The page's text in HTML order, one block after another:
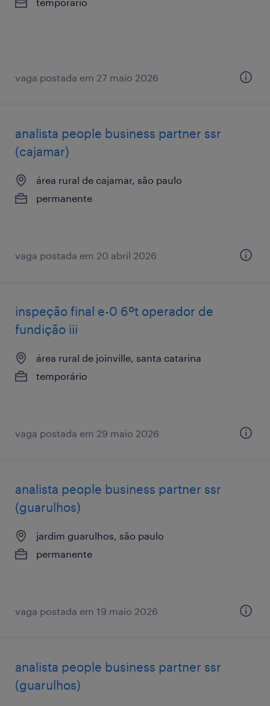
vaga postada em 27 maio 2026
analista ​people ​business ​partner ssr
(cajamar)
área rural de cajamar, são paulo
permanente
vaga postada em 20 abril 2026
inspeção final e-0 6ºt operador de
fundição iii
área rural de joinville, santa catarina
temporário
vaga postada em 29 maio 2026
analista ​people ​business ​partner ssr
(guarulhos)
jardim guarulhos, são paulo
permanente
vaga postada em 19 maio 2026
analista ​people ​business ​partner ssr
(guarulhos)